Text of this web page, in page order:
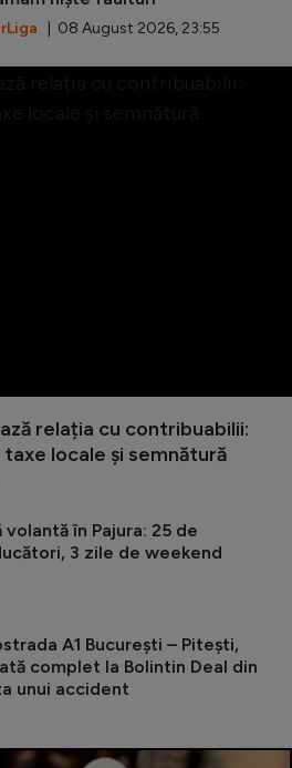
| 08 August 2026, 23:55
relația cu contribuabilii:
locale și semnătură
volantă în Pajura: 25 de
3 zile de weekend
A1 București – Pitești,
complet la Bolintin Deal din
unui accident